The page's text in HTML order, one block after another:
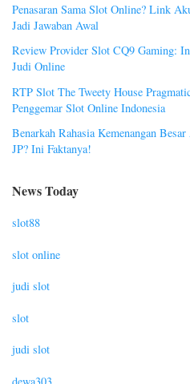
Penasaran Sama Slot Online? Link
Jadi Jawaban Awal
Review Provider Slot CQ9 Gaming:
Judi Online
RTP Slot The Tweety House
Penggemar Slot Online Indonesia
Benarkah Rahasia Kemenangan
JP? Ini Faktanya!
News Today
slot88
slot online
judi slot
slot
judi slot